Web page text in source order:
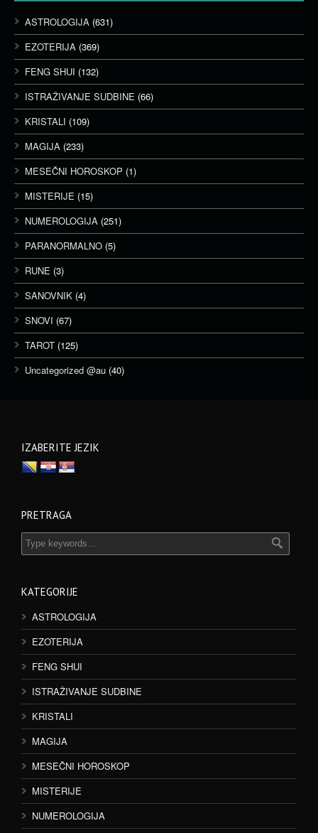
ASTROLOGIJA (631)
EZOTERIJA (369)
FENG SHUI (132)
ISTRAŽIVANJE SUDBINE (66)
KRISTALI (109)
MAGIJA (233)
MESEČNI HOROSKOP (1)
MISTERIJE (15)
NUMEROLOGIJA (251)
PARANORMALNO (5)
RUNE (3)
SANOVNIK (4)
SNOVI (67)
TAROT (125)
Uncategorized @au (40)
IZABERITE JEZIK
PRETRAGA
KATEGORIJE
ASTROLOGIJA
EZOTERIJA
FENG SHUI
ISTRAŽIVANJE SUDBINE
KRISTALI
MAGIJA
MESEČNI HOROSKOP
MISTERIJE
NUMEROLOGIJA